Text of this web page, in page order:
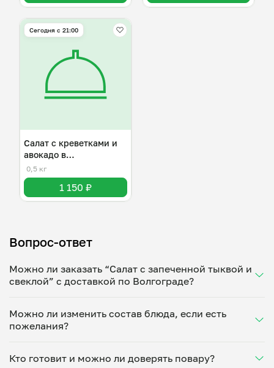
Сегодня с 21:00
Салат с креветками и
авокадо в
апельсиновом соусе
0,5 кг
1 150 ₽
Вопрос-ответ
Можно ли заказать “Салат с запеченной тыквой и
свеклой” с доставкой по Волгограде?
Укажите удобное время — и получите свежее
домашнее блюдо в большой порции прямо с плиты.
минут. Статус заказа отслеживайте в личном
кабинете, а с поваром можно связаться напрямую в
Можно ли изменить состав блюда, если есть
пожелания?
под ваши предпочтения: уберет специи, снизит
Кто готовит и можно ли доверять повару?